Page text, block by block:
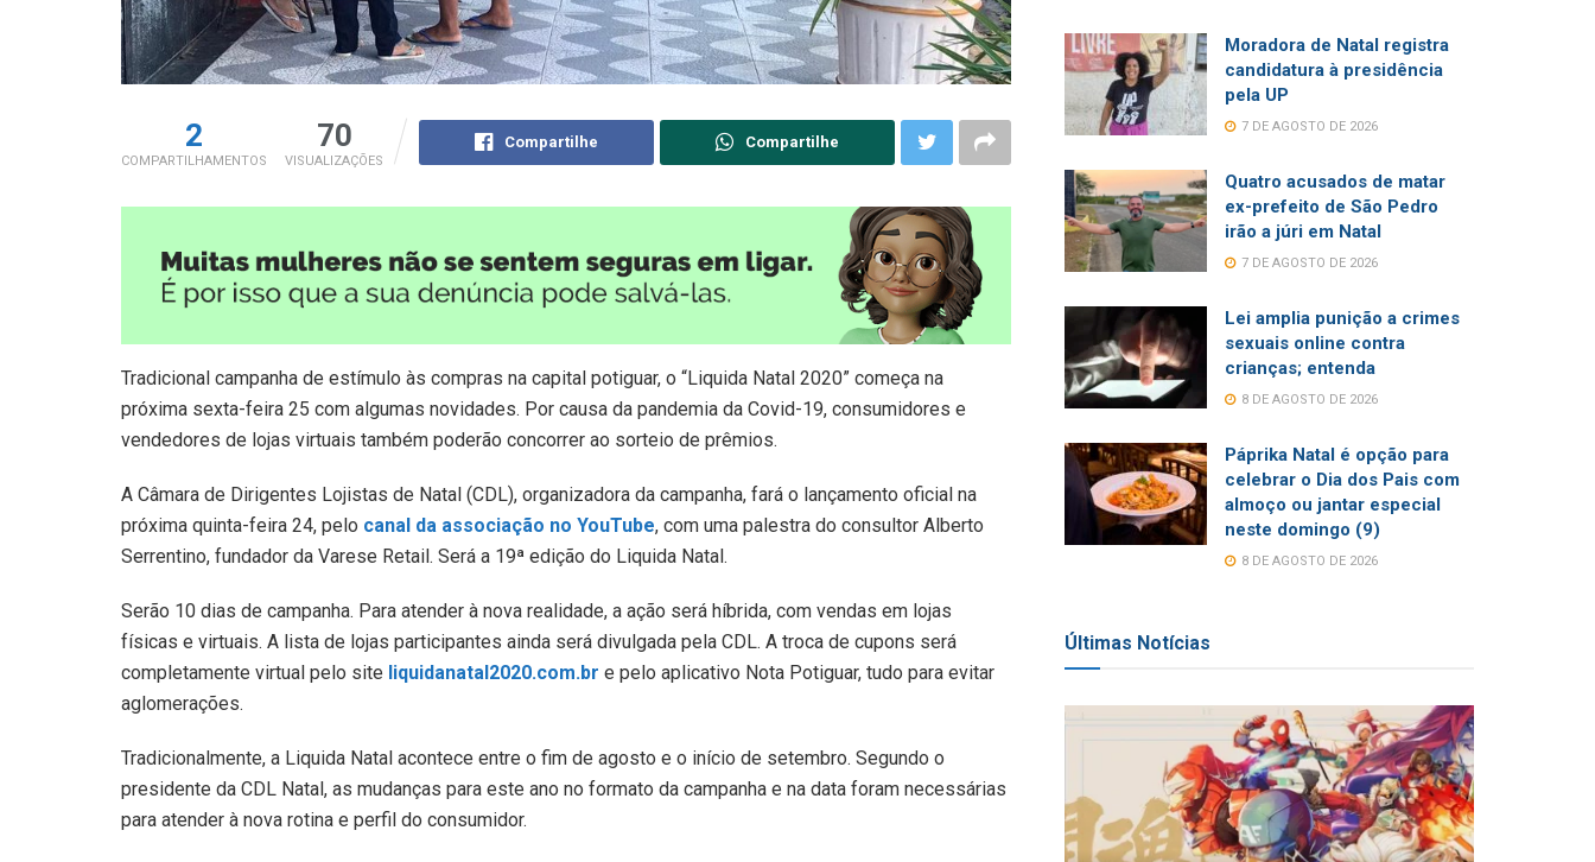
2
COMPARTILHAMENTOS
70
VISUALIZAÇÕES
Compartilhe Compartilhe
Tradicional campanha de estímulo às compras na capital potiguar, o “Liquida Natal 2020” começa na
próxima sexta-feira 25 com algumas novidades. Por causa da pandemia da Covid-19, consumidores e
vendedores de lojas virtuais também poderão concorrer ao sorteio de prêmios.
A Câmara de Dirigentes Lojistas de Natal (CDL), organizadora da campanha, fará o lançamento oficial na
próxima quinta-feira 24, pelo canal da associação no YouTube, com uma palestra do consultor Alberto
Serrentino, fundador da Varese Retail. Será a 19ª edição do Liquida Natal.
Serão 10 dias de campanha. Para atender à nova realidade, a ação será híbrida, com vendas em lojas
físicas e virtuais. A lista de lojas participantes ainda será divulgada pela CDL. A troca de cupons será
completamente virtual pelo site liquidanatal2020.com.br e pelo aplicativo Nota Potiguar, tudo para evitar
aglomerações.
Tradicionalmente, a Liquida Natal acontece entre o fim de agosto e o início de setembro. Segundo o
presidente da CDL Natal, as mudanças para este ano no formato da campanha e na data foram necessárias
para atender à nova rotina e perfil do consumidor.
Moradora de Natal registra
candidatura à presidência
pela UP
7 DE AGOSTO DE 2026
Quatro acusados de matar
ex-prefeito de São Pedro
irão a júri em Natal
7 DE AGOSTO DE 2026
Lei amplia punição a crimes
sexuais online contra
crianças; entenda
8 DE AGOSTO DE 2026
Páprika Natal é opção para
celebrar o Dia dos Pais com
almoço ou jantar especial
neste domingo (9)
8 DE AGOSTO DE 2026
Últimas Notícias